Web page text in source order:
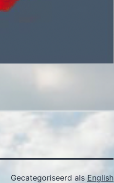
Gecategoriseerd alsEnglish